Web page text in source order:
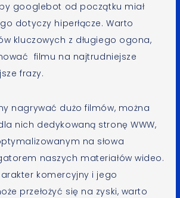
googlebot od początku miał
dotyczy hiperłącze. Warto
kluczowych z długiego ogona,
filmu na najtrudniejsze
frazy.
nagrywać dużo filmów, można
nich dedykowaną stronę WWW,
na słowa
naszych materiałów wideo.
komercyjny i jego
przełożyć się na zyski, warto